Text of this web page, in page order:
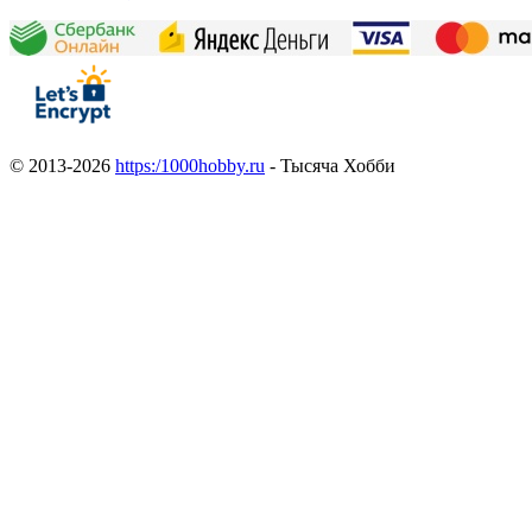
© 2013-2026 https:/1000hobby.ru - Тысяча Хобби